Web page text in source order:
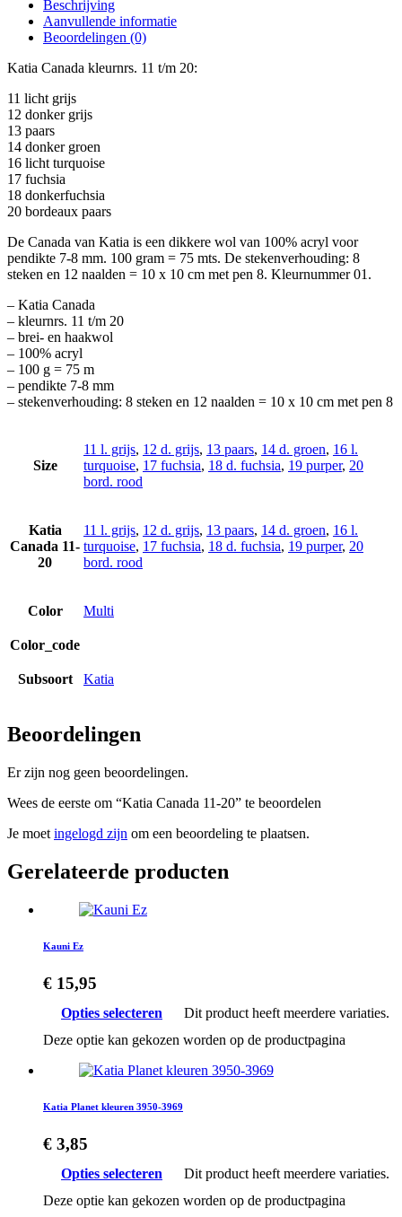
Beschrijving
Aanvullende informatie
Beoordelingen (0)
Katia Canada kleurnrs. 11 t/m 20:
11 licht grijs
12 donker grijs
13 paars
14 donker groen
16 licht turquoise
17 fuchsia
18 donkerfuchsia
20 bordeaux paars
De Canada van Katia is een dikkere wol van 100% acryl voor
pendikte 7-8 mm. 100 gram = 75 mts. De stekenverhouding: 8
steken en 12 naalden = 10 x 10 cm met pen 8. Kleurnummer 01.
– Katia Canada
– kleurnrs. 11 t/m 20
– brei- en haakwol
– 100% acryl
– 100 g = 75 m
– pendikte 7-8 mm
– stekenverhouding: 8 steken en 12 naalden = 10 x 10 cm met pen 8
Size
11 l. grijs, 12 d. grijs, 13 paars, 14 d. groen, 16 l.
turquoise, 17 fuchsia, 18 d. fuchsia, 19 purper, 20
bord. rood
Katia
Canada 11-
20
11 l. grijs, 12 d. grijs, 13 paars, 14 d. groen, 16 l.
turquoise, 17 fuchsia, 18 d. fuchsia, 19 purper, 20
bord. rood
Color Multi
Color_code
Subsoort Katia
Beoordelingen
Er zijn nog geen beoordelingen.
Wees de eerste om “Katia Canada 11-20” te beoordelen
Je moet ingelogd zijn om een beoordeling te plaatsen.
Gerelateerde producten
Kauni Ez
€ 15,95
Opties selecteren
Dit product heeft meerdere variaties.
Deze optie kan gekozen worden op de productpagina
Katia Planet kleuren 3950-3969
€ 3,85
Opties selecteren
Dit product heeft meerdere variaties.
Deze optie kan gekozen worden op de productpagina